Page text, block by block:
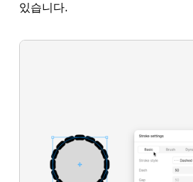
있습니다.